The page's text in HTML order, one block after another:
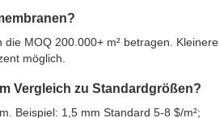
MOQ 200.000+ m² betragen. Kleinere
möglich.
Vergleich zu Standardgrößen?
Beispiel: 1,5 mm Standard 5-8 $/m²;